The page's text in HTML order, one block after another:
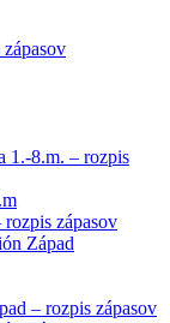
1.-8.m. – rozpis
zápasov
Západ
– rozpis zápasov